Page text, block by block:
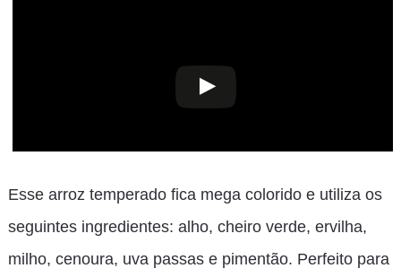
Esse arroz temperado fica mega colorido e utiliza os
seguintes ingredientes: alho, cheiro verde, ervilha,
milho, cenoura, uva passas e pimentão. Perfeito para